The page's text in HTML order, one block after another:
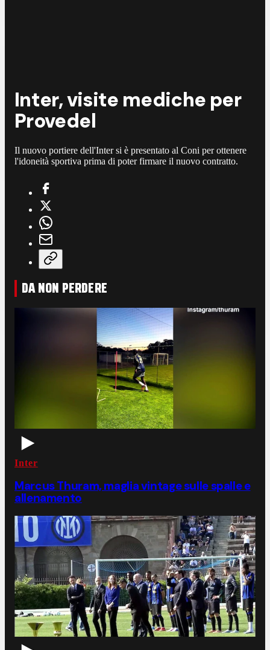
Inter, visite mediche per
Provedel
Il nuovo portiere dell'Inter si è presentato al Coni per ottenere
l'idoneità sportiva prima di poter firmare il nuovo contratto.
DA NON PERDERE
Inter
Marcus Thuram, maglia vintage sulle spalle e
allenamento